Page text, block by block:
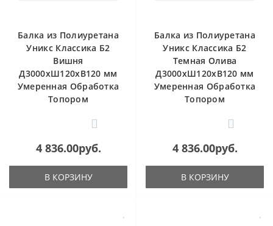
Балка из Полиуретана
Уникс Классика Б2
Вишня
Д3000хШ120хВ120 мм
Умеренная Обработка
Топором
0
4 836.00руб.
В КОРЗИНУ
Балка из Полиуретана
Уникс Классика Б2
Темная Олива
Д3000хШ120хВ120 мм
Умеренная Обработка
Топором
0
4 836.00руб.
В КОРЗИНУ